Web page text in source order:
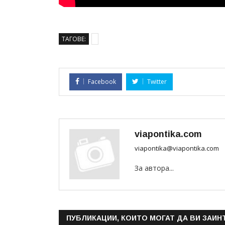
ТАГОВЕ:
Facebook Twitter
viapontika.com
viapontika@viapontika.com
За автора...
ПУБЛИКАЦИИ, КОИТО МОГАТ ДА ВИ